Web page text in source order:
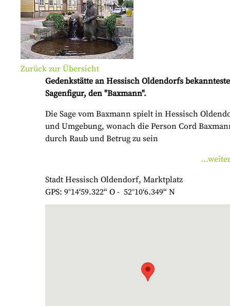
Zurück zur Übersicht
Gedenkstätte an Hessisch Oldendorfs bekannteste
Sagenfigur, den "Baxmann".
Die Sage vom Baxmann spielt in Hessisch
und Umgebung, wonach die Person Cord
durch Raub und Betrug zu sein
Stadt Hessisch Oldendorf, Marktplatz
GPS: 9°14‘59.322“ O - 52°10‘6.349“ N